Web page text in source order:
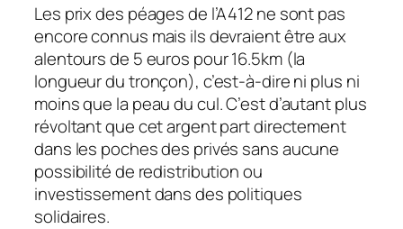
Les prix des péages de l’A412 ne sont pas
encore connus mais ils devraient être aux
alentours de 5 euros pour 16.5km (la
longueur du tronçon), c’est-à-dire ni plus ni
moins que la peau du cul. C’est d’autant plus
révoltant que cet argent part directement
dans les poches des privés sans aucune
possibilité de redistribution ou
investissement dans des politiques
solidaires.